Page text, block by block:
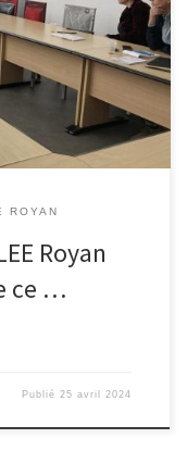
(visites , forum ,
storming sur les
engagées… Une
ROYAN
Royan
ce …
Publié 25 avril 2024